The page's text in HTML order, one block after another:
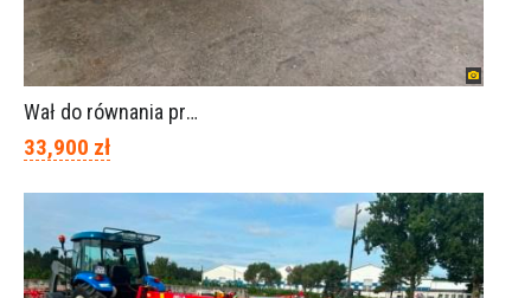
Wał do równania pryzm z kiszonką -TORNADO-SPAWEX
33,900 zł